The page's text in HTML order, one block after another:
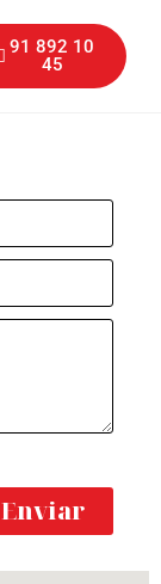
91 892 10
45
Enviar